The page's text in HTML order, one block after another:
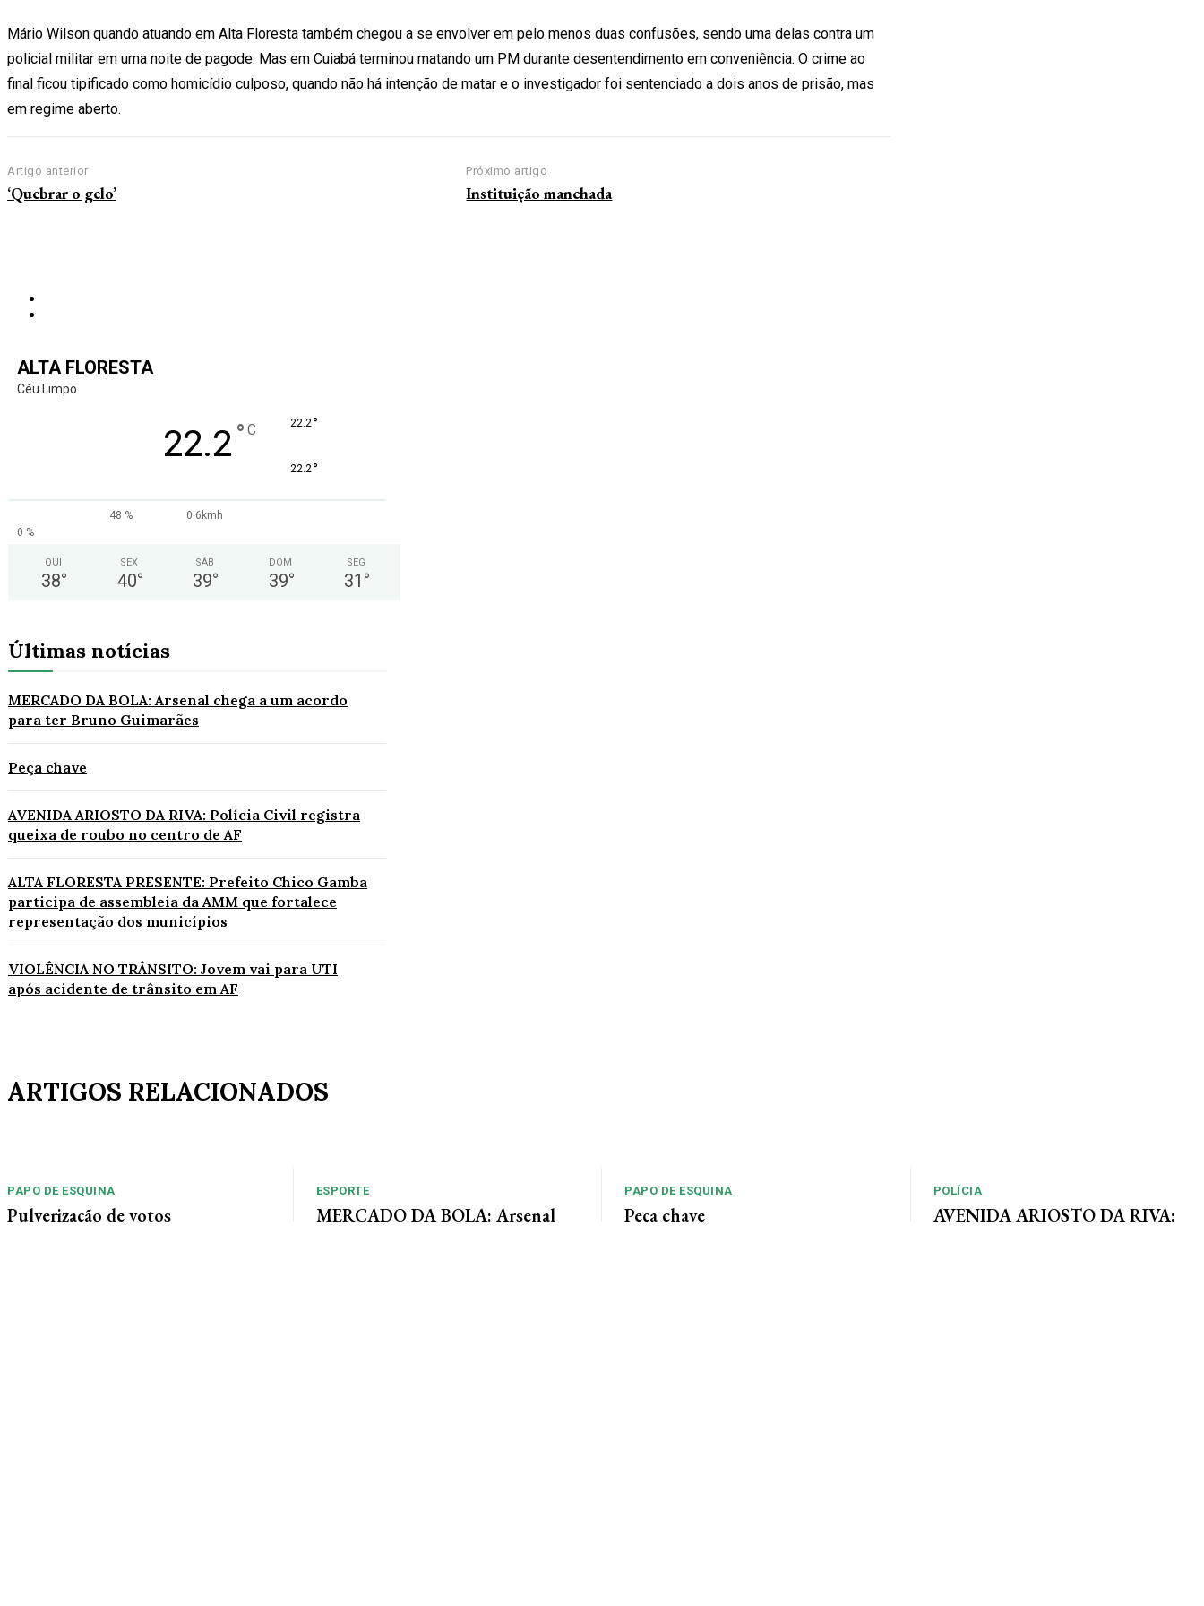
Mário Wilson quando atuando em Alta Floresta também chegou a se envolver em pelo menos duas confusões, sendo uma delas contra um
policial militar em uma noite de pagode. Mas em Cuiabá terminou matando um PM durante desentendimento em conveniência. O crime ao
final ficou tipificado como homicídio culposo, quando não há intenção de matar e o investigador foi sentenciado a dois anos de prisão, mas
em regime aberto.
Artigo anterior
‘Quebrar o gelo’
Próximo artigo
Instituição manchada
ALTA FLORESTA
Céu Limpo
22.2 ° C 22.2°
22.2°
48 %
0.6kmh
0 %
QUI
38°
SEX
40°
SÁB
39°
DOM
39°
SEG
31 °
Últimas notícias
MERCADO DA BOLA: Arsenal chega a um acordo
para ter Bruno Guimarães
Peça chave
AVENIDA ARIOSTO DA RIVA: Polícia Civil registra
queixa de roubo no centro de AF
ALTA FLORESTA PRESENTE: Prefeito Chico Gamba
participa de assembleia da AMM que fortalece
representação dos municípios
VIOLÊNCIA NO TRÂNSITO: Jovem vai para UTI
após acidente de trânsito em AF
ARTIGOS RELACIONADOS
PAPO DE ESQUINA
Pulverização de votos
ESPORTE
MERCADO DA BOLA: Arsenal
PAPO DE ESQUINA
Peça chave
POLÍCIA
AVENIDA ARIOSTO DA RIVA: